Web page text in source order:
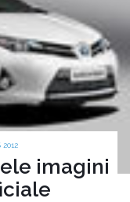
2012
imagini